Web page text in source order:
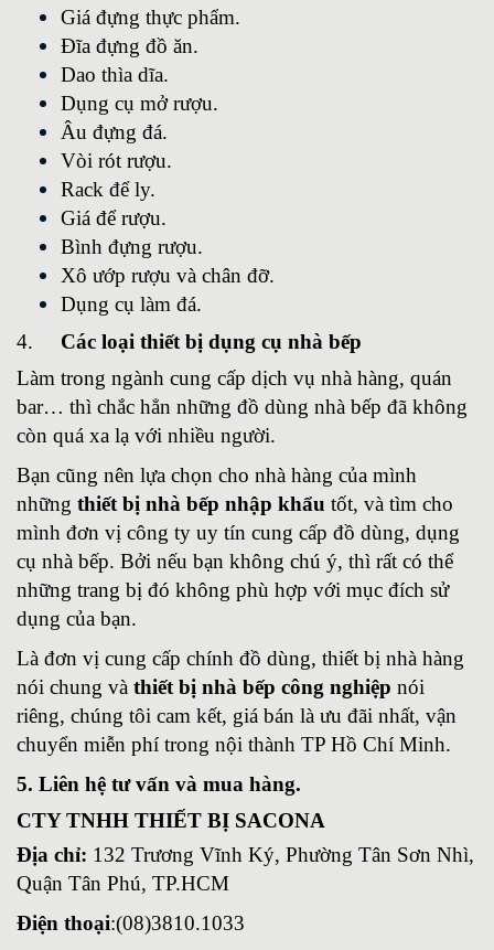
Giá đựng thực phẩm.
Đĩa đựng đồ ăn.
Dao thìa dĩa.
Dụng cụ mở rượu.
Âu đựng đá.
Vòi rót rượu.
Rack để ly.
Giá để rượu.
Bình đựng rượu.
Xô ướp rượu và chân đỡ.
Dụng cụ làm đá.
4. Các loại thiết bị dụng cụ nhà bếp
Làm trong ngành cung cấp dịch vụ nhà hàng, quán
bar… thì chắc hẳn những đồ dùng nhà bếp đã không
còn quá xa lạ với nhiều người.
Bạn cũng nên lựa chọn cho nhà hàng của mình
những thiết bị nhà bếp nhập khẩu tốt, và tìm cho
mình đơn vị công ty uy tín cung cấp đồ dùng, dụng
cụ nhà bếp. Bởi nếu bạn không chú ý, thì rất có thể
những trang bị đó không phù hợp với mục đích sử
dụng của bạn.
Là đơn vị cung cấp chính đồ dùng, thiết bị nhà hàng
nói chung và thiết bị nhà bếp công nghiệp nói
riêng, chúng tôi cam kết, giá bán là ưu đãi nhất, vận
chuyển miễn phí trong nội thành TP Hồ Chí Minh.
5. Liên hệ tư vấn và mua hàng.
CTY TNHH THIẾT BỊ SACONA
Địa chỉ: 132 Trương Vĩnh Ký, Phường Tân Sơn Nhì,
Quận Tân Phú, TP.HCM
Điện thoại:(08)3810.1033